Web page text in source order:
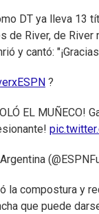
DT ya lleva 13
de River, de
y cantó:
?
EL
la compostura y
que puede